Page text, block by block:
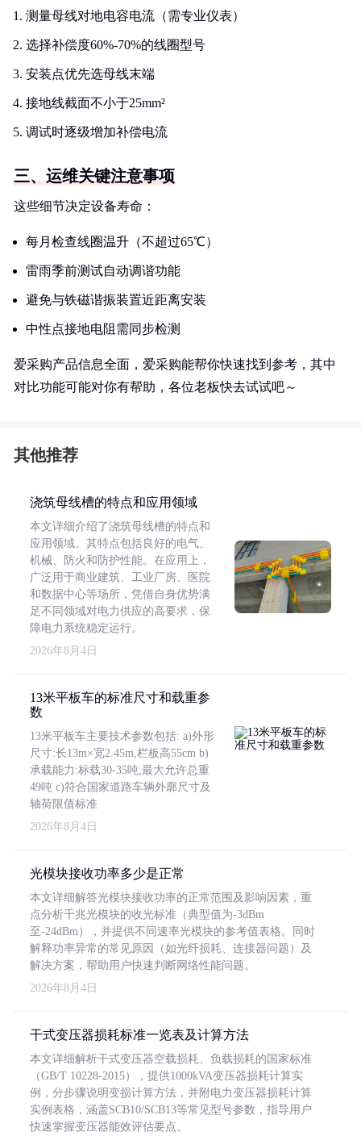
测量母线对地电容电流（需专业仪表）
选择补偿度60%-70%的线圈型号
安装点优先选母线末端
接地线截面不小于25mm²
调试时逐级增加补偿电流
三、运维关键注意事项
这些细节决定设备寿命：
每月检查线圈温升（不超过65℃）
雷雨季前测试自动调谐功能
避免与铁磁谐振装置近距离安装
中性点接地电阻需同步检测
爱采购产品信息全面，爱采购能帮你快速找到参考，其中
对比功能可能对你有帮助，各位老板快去试试吧～
其他推荐
浇筑母线槽的特点和应用领域
本文详细介绍了浇筑母线槽的特点和
应用领域。其特点包括良好的电气、
机械、防火和防护性能。在应用上，
广泛用于商业建筑、工业厂房、医院
和数据中心等场所，凭借自身优势满
足不同领域对电力供应的高要求，保
障电力系统稳定运行。
2026年8月4日
13米平板车的标准尺寸和载重参
数
13米平板车主要技术参数包括: a)外形
尺寸:长13m×宽2.45m,栏板高55cm b)
承载能力:标载30-35吨,最大允许总重
49吨 c)符合国家道路车辆外廓尺寸及
轴荷限值标准
2026年8月4日
光模块接收功率多少是正常
本文详细解答光模块接收功率的正常范围及影响因素，重
点分析千兆光模块的收光标准（典型值为-3dBm
至-24dBm），并提供不同速率光模块的参考值表格。同时
解释功率异常的常见原因（如光纤损耗、连接器问题）及
解决方案，帮助用户快速判断网络性能问题。
2026年8月4日
干式变压器损耗标准一览表及计算方法
本文详细解析干式变压器空载损耗、负载损耗的国家标准
（GB/T 10228-2015），提供1000kVA变压器损耗计算实
例，分步骤说明变损计算方法，并附电力变压器损耗计算
实例表格，涵盖SCB10/SCB13等常见型号参数，指导用户
快速掌握变压器能效评估要点。